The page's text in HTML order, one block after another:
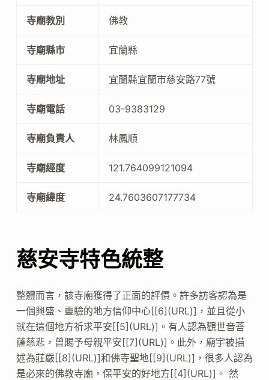
寺廟教別 佛教
寺廟縣市 宜蘭縣
寺廟地址 宜蘭縣宜蘭市慈安路77號
寺廟電話 03-9383129
寺廟負責人 林鳳順
寺廟經度 121.764099121094
寺廟緯度 24.7603607177734
慈安寺特色統整
整體而言，該寺廟獲得了正面的評價。許多訪客認為是
一個興盛、靈驗的地方信仰中心[[6](URL)]，並且從小
就在這個地方祈求平安[[5](URL)]。有人認為觀世音菩
薩慈悲，曾賜予母親平安[[7](URL)]。此外，廟宇被描
述為莊嚴[[8](URL)]和佛寺聖地[[9](URL)]，很多人認為
是必來的佛教寺廟，保平安的好地方[[4](URL)]。 然